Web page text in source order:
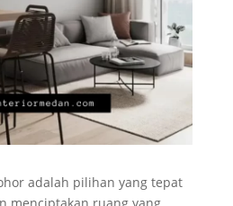
adalah pilihan yang tepat